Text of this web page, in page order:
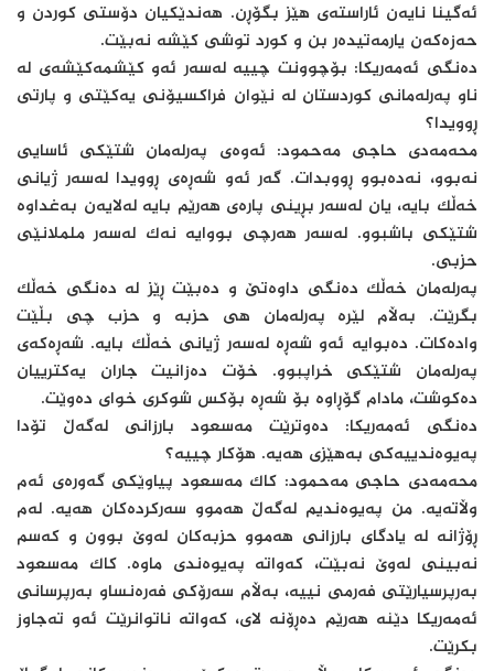
ئەگینا نایەن ئاراستەی هێز بگۆڕن. هەندێکیان دۆستی کوردن و
حەزەکەن یارمەتیدەر بن و کورد توشی کێشە نەبێت.
دەنگی ئەمەریکا: بۆچوونت چییە لەسەر ئەو کێشمەکێشەی لە
ناو پەرلەمانی کوردستان لە نێوان فراکسیۆنی یەکێتی و پارتی
ڕوویدا؟
محەمەدی حاجی مەحمود: ئەوەی پەرلەمان شتێکی ئاسایی
نەبوو، نەدەبوو ڕووبدات. گەر ئەو شەڕەی ڕوویدا لەسەر ژیانی
خەڵک بایە، یان لەسەر بڕینی پارەی هەرێم بایە لەلایەن بەغداوە
شتێکی باشبوو. لەسەر هەرچی بووایە نەک لەسەر ململانێی
حزبی.
پەرلەمان خەڵک دەنگی داوەتێ و دەبێت ڕێز لە دەنگی خەڵک
بگرێت. بەڵام لێرە پەرلەمان هی حزبە و حزب چی بڵێت
وادەکات. دەبوایە ئەو شەڕە لەسەر ژیانی خەڵک بایە. شەڕەکەی
پەرلەمان شتێکی خراپبوو. خۆت دەزانیت جاران یەکترییان
دەکوشت، مادام گۆڕاوە بۆ شەڕە بۆکس شوکری خوای دەوێت.
دەنگی ئەمەریکا: دەوترێت مەسعود بارزانی لەگەڵ تۆدا
پەیوەندییەکی بەهێزی هەیە. هۆکار چییە؟
محەمەدی حاجی مەحمود: کاک مەسعود پیاوێکی گەورەی ئەم
وڵاتەیە. من پەیوەندیم لەگەڵ هەموو سەرکردەکان هەیە. لەم
ڕۆژانە لە یادگای بارزانی هەموو حزبەکان لەوێ بوون و کەسم
نەبینی لەوێ نەبێت، کەواتە پەیوەندی ماوە. کاک مەسعود
بەرپرسیارێتی فەرمی نییە، بەڵام سەرۆکی فەرەنساو بەرپرسانی
ئەمەریکا دێنە هەرێم دەڕۆنە لای، کەواتە ناتوانرێت ئەو تەجاوز
بکرێت.